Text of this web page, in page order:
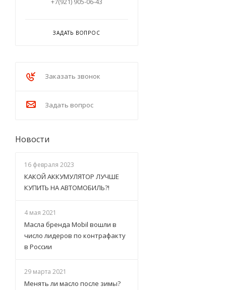
ЗАДАТЬ ВОПРОС
Заказать звонок
Задать вопрос
Новости
16 февраля 2023
КАКОЙ АККУМУЛЯТОР ЛУЧШЕ
КУПИТЬ НА АВТОМОБИЛЬ?!
4 мая 2021
Масла бренда Mobil вошли в
число лидеров по контрафакту
в России
29 марта 2021
Менять ли масло после зимы?